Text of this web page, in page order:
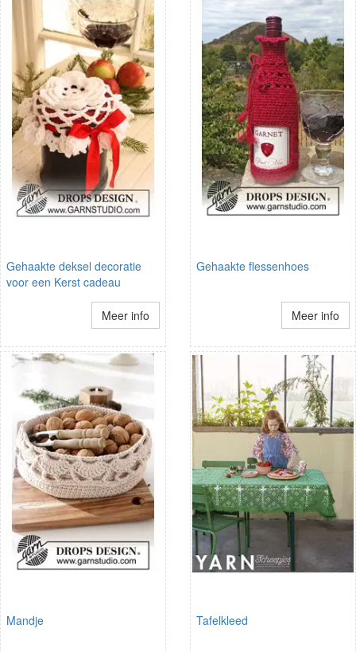
Gehaakte deksel decoratie
voor een Kerst cadeau
Meer info
Gehaakte flessenhoes
Meer info
Mandje Tafelkleed